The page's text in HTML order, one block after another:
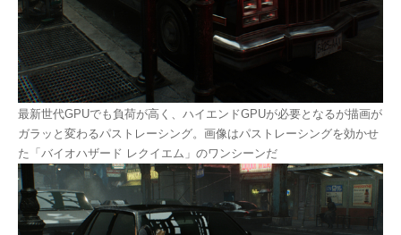
最新世代GPUでも負荷が高く、ハイエンドGPUが必要となるが描画が
ガラッと変わるパストレーシング。画像はパストレーシングを効かせ
た「バイオハザード レクイエム」のワンシーンだ